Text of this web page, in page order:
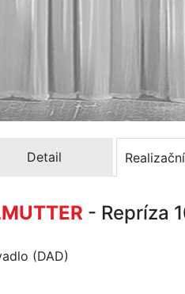
Detail
- Repríza
(DAD)